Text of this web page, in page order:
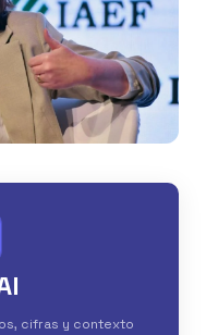
cifras y contexto